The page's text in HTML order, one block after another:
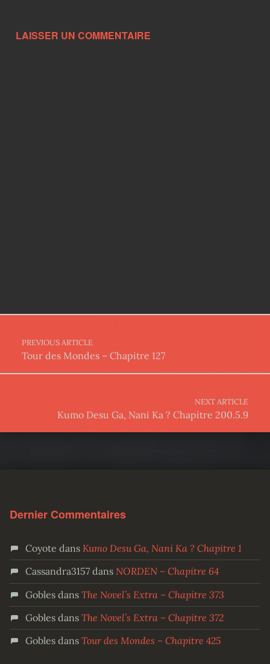
LAISSER UN COMMENTAIRE
Post navigation
PREVIOUS ARTICLE
Tour des Mondes – Chapitre 127
NEXT ARTICLE
Kumo Desu Ga, Nani Ka ? Chapitre 200.5.9
Dernier Commentaires
Coyote dans Kumo Desu Ga, Nani Ka ? Chapitre 1
Cassandra3157dans NORDEN – Chapitre 64
Goblesdans The Novel’s Extra – Chapitre 373
Goblesdans The Novel’s Extra – Chapitre 372
Goblesdans Tour des Mondes – Chapitre 425